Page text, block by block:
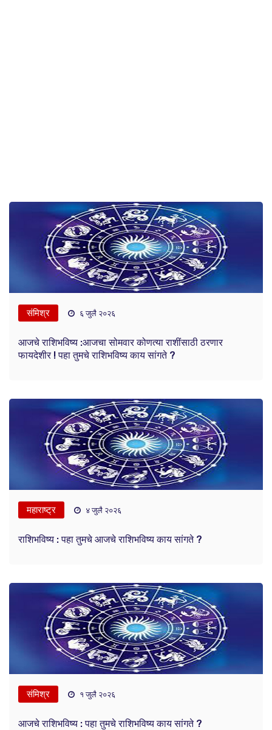
संमिश्र ६ जुलै २०२६
आजचे राशिभविष्य :आजचा सोमवार कोणत्या राशींसाठी ठरणार
फायदेशीर ! पहा तुमचे राशिभविष्य काय सांगते ?
महाराष्ट्र ४ जुलै २०२६
राशिभविष्य : पहा तुमचे आजचे राशिभविष्य काय सांगते ?
संमिश्र १ जुलै २०२६
आजचे राशिभविष्य : पहा तुमचे राशिभविष्य काय सांगते ?